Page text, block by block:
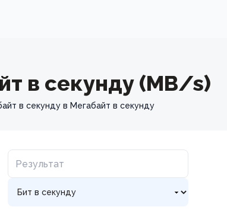
в секунду (MB/s)
в секунду в Мегабайт в секунду